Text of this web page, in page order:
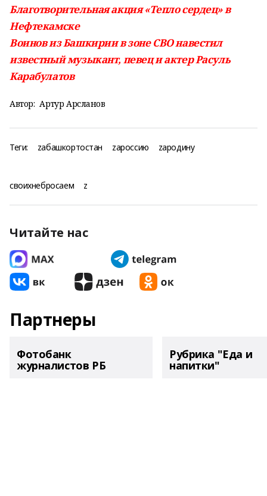
Благотворительная акция «Тепло сердец» в
Нефтекамске
Воинов из Башкирии в зоне СВО навестил
известный музыкант, певец и актер Расуль
Карабулатов
Автор: Артур Арсланов
Теги: zабашкортостан zароссию zародину
своихнебросаем z
Читайте нас
Партнеры
Фотобанк
журналистов РБ
Рубрика "Еда и
напитки"